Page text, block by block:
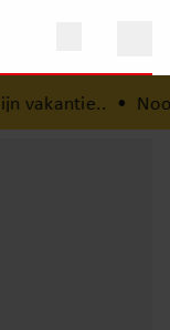
•Nooit eerder